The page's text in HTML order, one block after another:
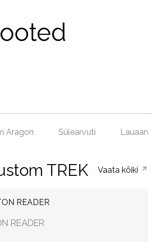
Aragon Sülearvuti
TREK Vaata kõiki
READER